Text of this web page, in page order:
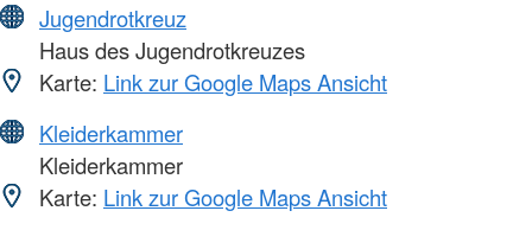
Jugendrotkreuz
Haus des Jugendrotkreuzes
Karte: Link zur Google Maps Ansicht
Kleiderkammer
Kleiderkammer
Karte: Link zur Google Maps Ansicht